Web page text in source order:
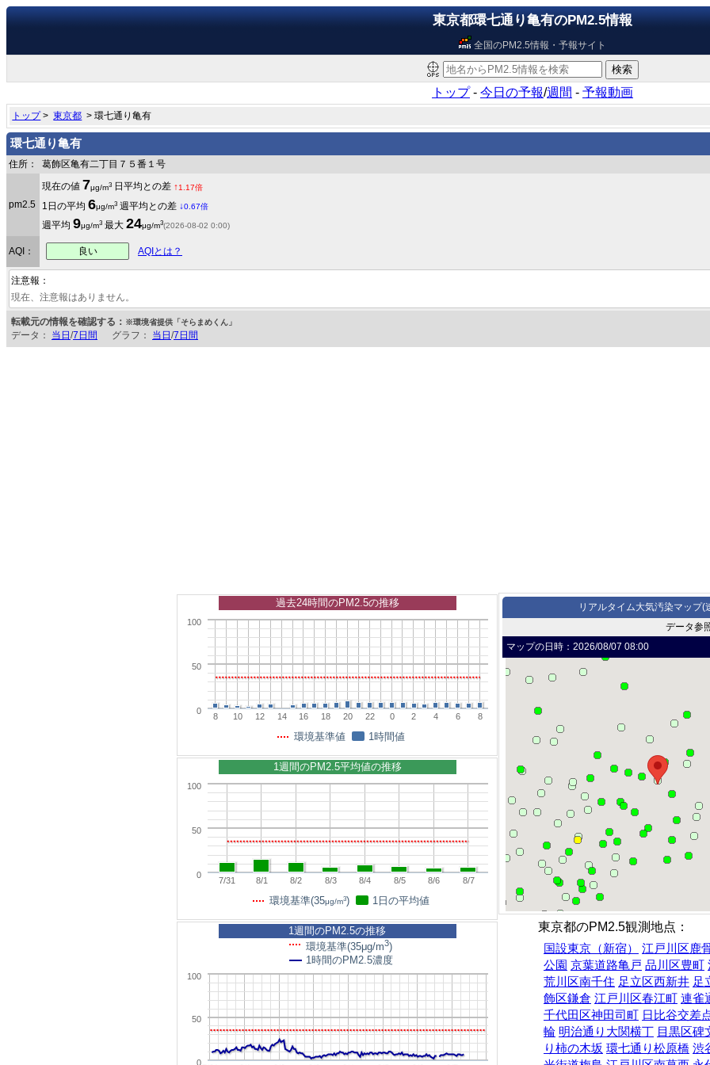
東京都環七通り亀有のPM2.5情報
全国のPM2.5情報・予報サイト
トップ- 今日の予報/週間 - 予報動画
トップ>東京都 > 環七通り亀有
環七通り亀有
住所： 葛飾区亀有二丁目７５番１号
pm2.5
現在の値 7μg/m3 日平均との差 ↑1.17倍
1日の平均 6μg/m3 週平均との差 ↓0.67倍
週平均 9μg/m3 最大 24μg/m3(2026-08-02 0:00)
AQI： 良い AQIとは？
注意報：
現在、注意報はありません。
転載元の情報を確認する： ※環境省提供「そらまめくん」
データ： 当日 /7日間 グラフ： 当日 /7日間
8 10 12 14 16 18 20 22 0 2 4 6 8
0
50
100
過去24時間のPM2.5の推移
環境基準値 1時間値
7/31 8/1 8/2 8/3 8/4 8/5 8/6 8/7
0
50
100
1週間のPM2.5平均値の推移
環境基準(35μg/m3) 1日の平均値
0
50
100
1週間のPM2.5の推移
環境基準(35μg/m3)
1時間のPM2.5濃度
リアルタイム大気汚染マップ(
データ参
マップの日時： 2026/08/07 08:00
東京都のPM2.5観測地点：
国設東京（新宿）
江戸川区鹿
公園 京葉道路亀戸 品川区豊町
荒川区南千住 足立区西新井 足
飾区鎌倉 江戸川区春江町 連雀
千代田区神田司町 日比谷交差
輪 明治通り大関横丁 目黒区碑
り柿の木坂 環七通り松原橋 渋